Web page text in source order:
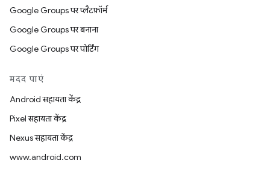
Google Groups पर प्लैटफ़ॉर्म
Google Groups पर बनाना
Google Groups पर पोर्टिंग
मदद पाएं
Android सहायता केंद्र
Pixel सहायता केंद्र
Nexus सहायता केंद्र
www.android.com